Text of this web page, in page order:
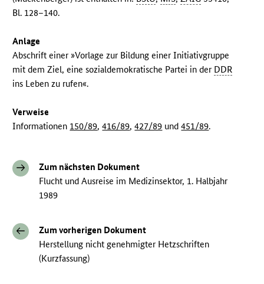
Bl. 128–140.
Anlage
Abschrift einer »Vorlage zur Bildung einer Initiativgruppe
mit dem Ziel, eine sozialdemokratische Partei in der DDR
ins Leben zu rufen«.
Verweise
Informationen 150/89,416/89,427/89 und451/89.
Zum nächsten Dokument
Flucht und Ausreise im Medizinsektor, 1. Halbjahr
1989
Zum vorherigen Dokument
Herstellung nicht genehmigter Hetzschriften
(Kurzfassung)